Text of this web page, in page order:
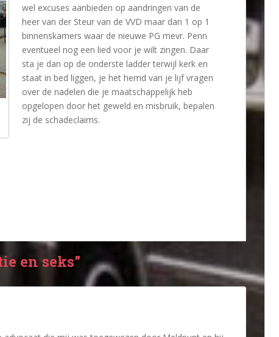
wel excuses aanbieden op aandringen van de
heer van der Steur van de VVD maar dan 1 op 1
binnenskamers waar de nieuwe PG mevr. Penn
eventueel nog een lied voor je wilt zingen. Daar
sta je dan op de onderste ladder terwijl kerk en
staat in bed liggen, je het hemd van je lijf vragen
over de nadelen die je maatschappelijk heb
opgelopen door het geweld en misbruik, bepalen
zij de schadeclaims.
en seks”